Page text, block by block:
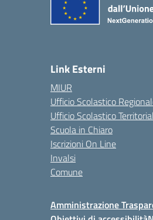
Link Esterni
MIUR
Ufficio Scolastico
Ufficio Scolastico
Scuola in Chiaro
Iscrizioni On Line
Invalsi
Comune
Amministrazione